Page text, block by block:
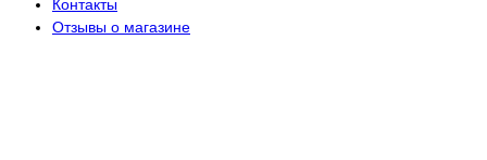
Контакты
Отзывы о магазине